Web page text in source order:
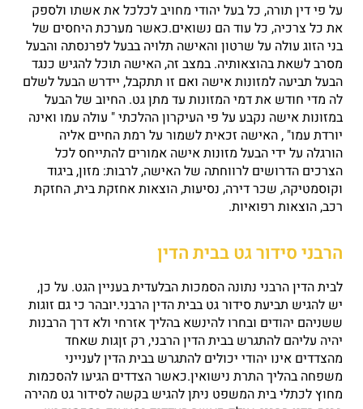
על פי דין תורה, כל בעל יהודי מחויב לכלכל את אשתו ולספק
את כל צרכיה, כל עוד הם נשואים.כאשר מערכת היחסים של
בני הזוג עולה על שרטון והאישה תלויה בבעל לפרנסתה והבעל
מסרב לשאת בהוצאותיה. במצב זה, האישה תוכל להגיש כנגד
הבעל תביעה למזונות אישה ואם זו תתקבל, יידרש הבעל לשלם
לה מדי חודש את דמי המזונות עד מתן גט. החיוב של הבעל
במזונות אישה נקבע על פי העיקרון ההלכתי " עולה עמו ואינה
יורדת עמו" , האישה זכאית לשמור על רמת החיים אליה
הורגלה על ידי הבעל מזונות אישה אמורים להתייחס לכל
הצרכים הדרושים לרווחתה של האישה, לרבות: מזון, ביגוד
וקוסמטיקה, שכר דירה, נסיעות, הוצאות אחזקת בית, החזקת
רכב, הוצאות רפואיות.
הרבני סידור גט בבית הדין
לבית הדין הרבני נתונה הסמכות הבלעדית בעניין הגט. על כן,
יש להגיש תביעת סידור גט בבית הדין הרבני.יובהר כי גם זוגות
ששניהם יהודים ובחרו להינשא בהליך אזרחי ולא דרך הרבנות
יהיה עליהם להתגרש בבית הדין הרבני, רק זןגות שאחד
מהצדדים אינו יהודי יכולים להתגרש בבית הדין לענייני
משפחה בהליך התרת נישואין.כאשר הצדדים הגיעו להסכמות
מחוץ לכתלי בית המשפט ניתן להגיש בקשה לסידור גט מהירה